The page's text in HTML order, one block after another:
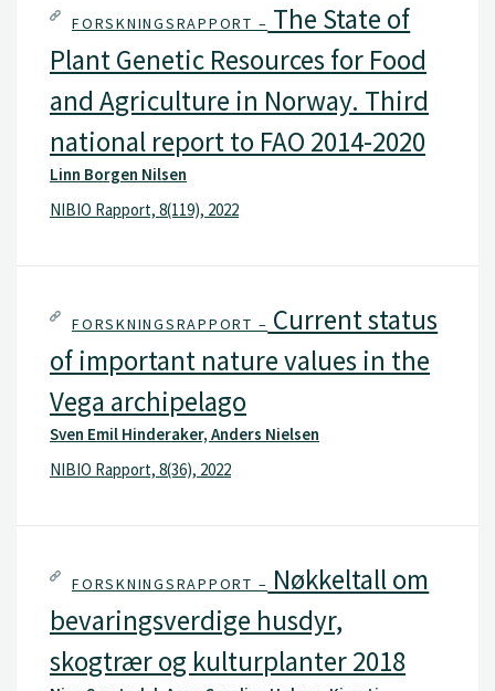
FORSKNINGSRAPPORT – The State of
Plant Genetic Resources for Food
and Agriculture in Norway. Third
national report to FAO 2014-2020
Linn Borgen Nilsen
NIBIO Rapport, 8(119), 2022
FORSKNINGSRAPPORT – Current status
of important nature values in the
Vega archipelago
Sven Emil Hinderaker, Anders Nielsen
NIBIO Rapport, 8(36), 2022
FORSKNINGSRAPPORT – Nøkkeltall om
bevaringsverdige husdyr,
skogtrær og kulturplanter 2018